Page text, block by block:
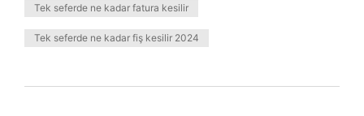
Tek seferde ne kadar fatura kesilir
Tek seferde ne kadar fiş kesilir 2024